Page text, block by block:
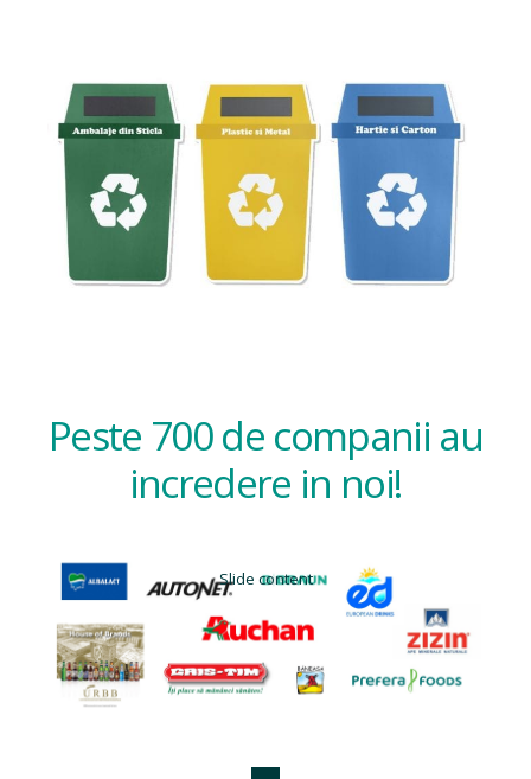
Peste 700 de companii au
incredere in noi!
Slide content